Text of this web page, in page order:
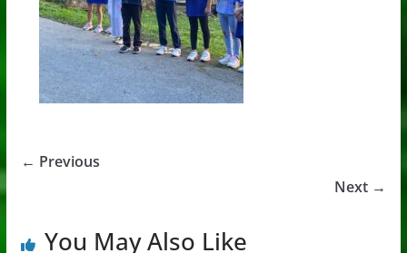
← Previous
Next →
You May Also Like